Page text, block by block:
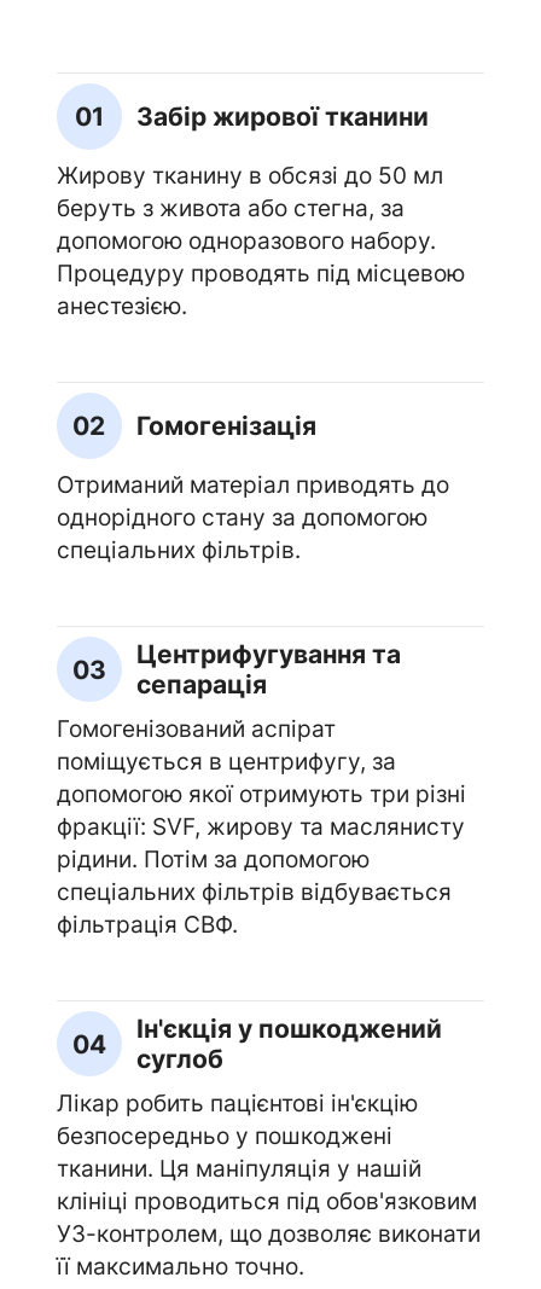
01 Забір жирової тканини
Жирову тканину в обсязі до 50 мл
беруть з живота або стегна, за
допомогою одноразового набору.
Процедуру проводять під місцевою
анестезією.
02 Гомогенізація
Отриманий матеріал приводять до
однорідного стану за допомогою
спеціальних фільтрів.
03
Центрифугування та
сепарація
Гомогенізований аспірат
поміщується в центрифугу, за
допомогою якої отримують три різні
фракції: SVF, жирову та маслянисту
рідини. Потім за допомогою
спеціальних фільтрів відбувається
фільтрація СВФ.
04
Ін'єкція у пошкоджений
суглоб
Лікар робить пацієнтові ін'єкцію
безпосередньо у пошкоджені
тканини. Ця маніпуляція у нашій
клініці проводиться під обов'язковим
УЗ-контролем, що дозволяє виконати
її максимально точно.